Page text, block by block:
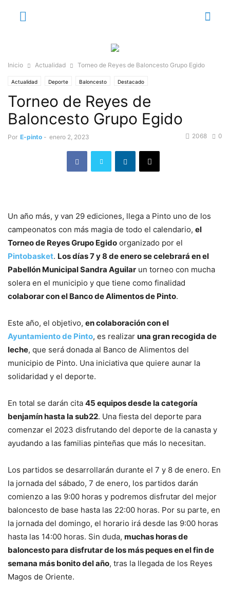
Inicio Actualidad Torneo de Reyes de Baloncesto Grupo Egido
Actualidad Deporte Baloncesto Destacado
Torneo de Reyes de
Baloncesto Grupo Egido
Por E-pinto - enero 2, 2023 0
2068
Un año más, y van 29 ediciones, llega a Pinto uno de los
campeonatos con más magia de todo el calendario, el
Torneo de Reyes Grupo Egido organizado por el
Pintobasket. Los días 7 y 8 de enero se celebrará en el
Pabellón Municipal Sandra Aguilar un torneo con mucha
solera en el municipio y que tiene como finalidad
colaborar con el Banco de Alimentos de Pinto.
Este año, el objetivo, en colaboración con el
Ayuntamiento de Pinto, es realizar una gran recogida de
leche, que será donada al Banco de Alimentos del
municipio de Pinto. Una iniciativa que quiere aunar la
solidaridad y el deporte.
En total se darán cita 45 equipos desde la categoría
benjamín hasta la sub22. Una fiesta del deporte para
comenzar el 2023 disfrutando del deporte de la canasta y
ayudando a las familias pinteñas que más lo necesitan.
Los partidos se desarrollarán durante el 7 y 8 de enero. En
la jornada del sábado, 7 de enero, los partidos darán
comienzo a las 9:00 horas y podremos disfrutar del mejor
baloncesto de base hasta las 22:00 horas. Por su parte, en
la jornada del domingo, el horario irá desde las 9:00 horas
hasta las 14:00 horas. Sin duda, muchas horas de
baloncesto para disfrutar de los más peques en el fin de
semana más bonito del año, tras la llegada de los Reyes
Magos de Oriente.